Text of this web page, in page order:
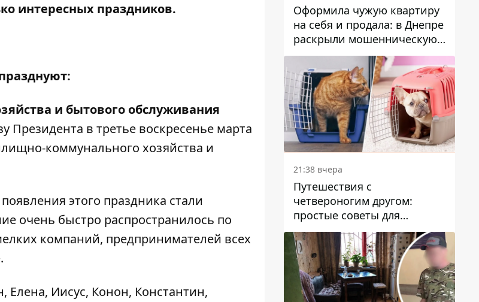
интересных праздников.
и бытового обслуживания
Президента в третье воскресенье марта
коммунального хозяйства и
этого праздника стали
очень быстро распространилось по
компаний, предпринимателей всех
Елена, Иисус, Конон, Константин,
Оформила чужую квартиру
на себя и продала: в Днепре
раскрыли мошенническую
схему с недвижимостью
21:38 вчера
Путешествия с
четвероногим другом:
простые советы для
поездок с животными